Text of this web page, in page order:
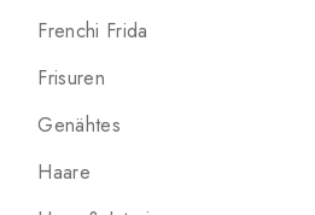
Frenchi Frida
Frisuren
Genähtes
Haare